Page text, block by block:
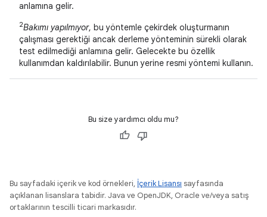
anlamına gelir.
2Bakımı yapılmıyor, bu yöntemle çekirdek oluşturmanın
çalışması gerektiği ancak derleme yönteminin sürekli olarak
test edilmediği anlamına gelir. Gelecekte bu özellik
kullanımdan kaldırılabilir. Bunun yerine resmi yöntemi kullanın.
Bu size yardımcı oldu mu?
Bu sayfadaki içerik ve kod örnekleri, İçerik Lisansı sayfasında
açıklanan lisanslara tabidir. Java ve OpenJDK, Oracle ve/veya satış
ortaklarının tescilli ticari markasıdır.